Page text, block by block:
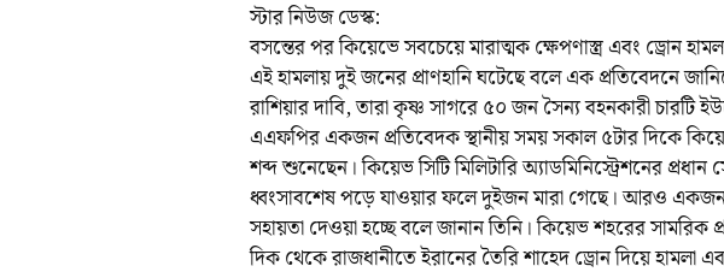
স্টার নিউজ ডেস্ক:
বসন্তের পর কিয়েভে সবচেয়ে মারাত্মক ক্ষেপণাস্ত্র এবং ড্রোন
এই হামলায় দুই জনের প্রাণহানি ঘটেছে বলে এক প্রতিবেদনে
রাশিয়ার দাবি, তারা কৃষ্ণ সাগরে ৫০ জন সৈন্য বহনকারী চারটি
এএফপির একজন প্রতিবেদক স্থানীয় সময় সকাল ৫টার দিকে
শব্দ শুনেছেন। কিয়েভ সিটি মিলিটারি অ্যাডমিনিস্ট্রেশনের
ধ্বংসাবশেষ পড়ে যাওয়ার ফলে দুইজন মারা গেছে। আরও
সহায়তা দেওয়া হচ্ছে বলে জানান তিনি। কিয়েভ শহরের সামরিক
দিক থেকে রাজধানীতে ইরানের তৈরি শাহেদ ড্রোন দিয়ে হামলা